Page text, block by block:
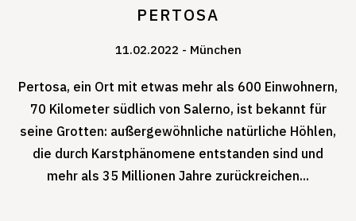
11.02.2022 München
PERTOSA
Pertosa, ein Ort mit etwas mehr als 600 Einwohnern,
70 Kilometer südlich von Salerno, ist bekannt für
seine Grotten: außergewöhnliche natürliche Höhlen,
die durch Karstphänomene entstanden sind und
mehr als 35 Millionen Jahre zurückreichen...